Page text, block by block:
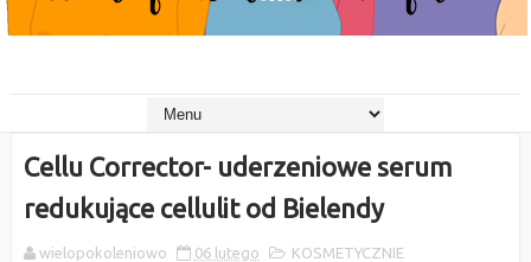
Cellu Corrector- uderzeniowe serum
redukujące cellulit od Bielendy
wielopokoleniowo 06 lutego KOSMETYCZNIE